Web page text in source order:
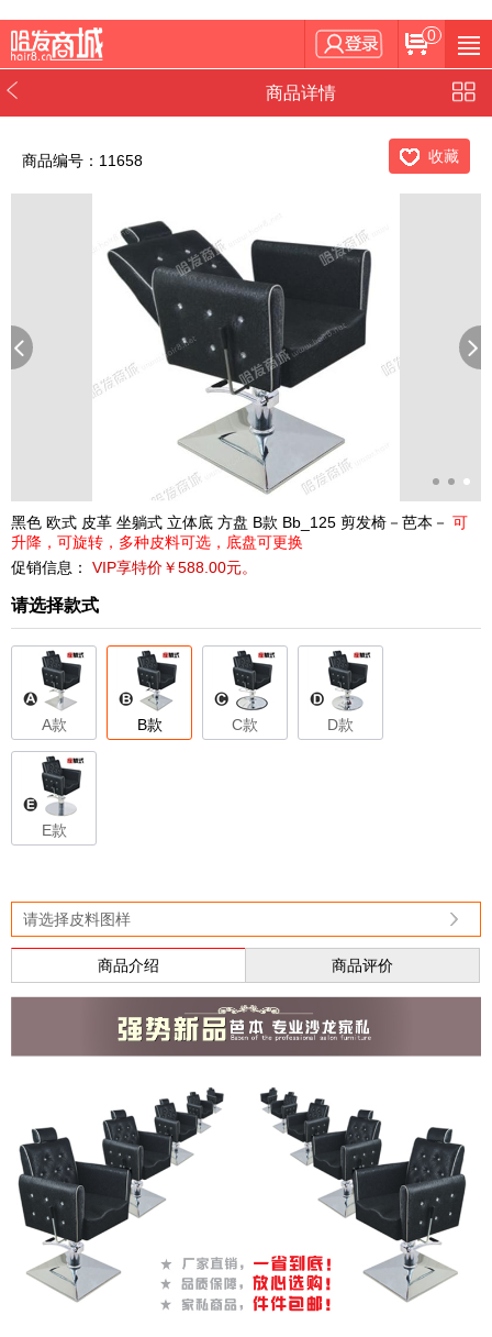
0
商品详情
商品编号：11658 收藏
黑色 欧式 皮革 坐躺式 立体底 方盘 B款 Bb_125 剪发椅－芭本－ 可
升降，可旋转，多种皮料可选，底盘可更换
促销信息：
VIP享特价￥588.00元。
请选择款式
A款 B款 C款 D款
E款
请选择皮料图样
商品介绍 商品评价